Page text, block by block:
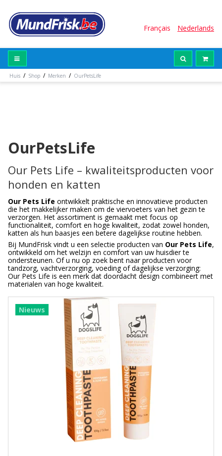
Français Nederlands
Huis / Shop / Merken / OurPetsLife
OurPetsLife
Our Pets Life – kwaliteitsproducten voor
honden en katten
Our Pets Life ontwikkelt praktische en innovatieve producten
die het makkelijker maken om de viervoeters van het gezin te
verzorgen. Het assortiment is gemaakt met focus op
functionaliteit, comfort en hoge kwaliteit, zodat zowel honden,
katten als hun baasjes een betere dagelijkse routine hebben.
Bij MundFrisk vindt u een selectie producten van Our Pets Life,
ontwikkeld om het welzijn en comfort van uw huisdier te
ondersteunen. Of u nu op zoek bent naar producten voor
tandzorg, vachtverzorging, voeding of dagelijkse verzorging:
Our Pets Life is een merk dat doordacht design combineert met
materialen van hoge kwaliteit.
Nieuws